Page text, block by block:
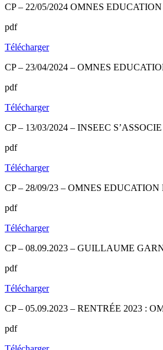
CP – 22/05/2024 OMNES
pdf
Télécharger
CP – 23/04/2024 – OMNES
pdf
Télécharger
CP – 13/03/2024 – INSEEC
pdf
Télécharger
CP – 28/09/23 – OMNES
pdf
Télécharger
CP – 08.09.2023 – GUILLAUME
pdf
Télécharger
CP – 05.09.2023 – RENTRÉE 2023 :
pdf